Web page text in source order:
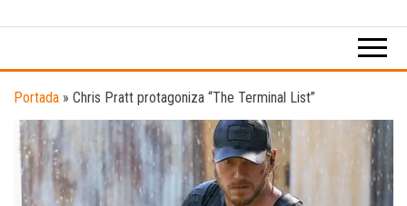
digital
el
la
música.
Portada » Chris Pratt protagoniza “The Terminal List”